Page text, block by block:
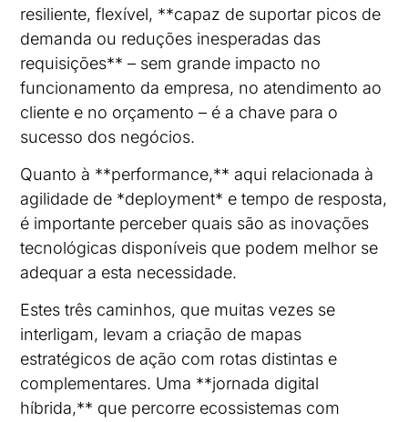
resiliente, flexível, **capaz de suportar picos de
demanda ou reduções inesperadas das
requisições** – sem grande impacto no
funcionamento da empresa, no atendimento ao
cliente e no orçamento – é a chave para o
sucesso dos negócios.
Quanto à **performance,** aqui relacionada à
agilidade de *deployment* e tempo de resposta,
é importante perceber quais são as inovações
tecnológicas disponíveis que podem melhor se
adequar a esta necessidade.
Estes três caminhos, que muitas vezes se
interligam, levam a criação de mapas
estratégicos de ação com rotas distintas e
complementares. Uma **jornada digital
híbrida,** que percorre ecossistemas com